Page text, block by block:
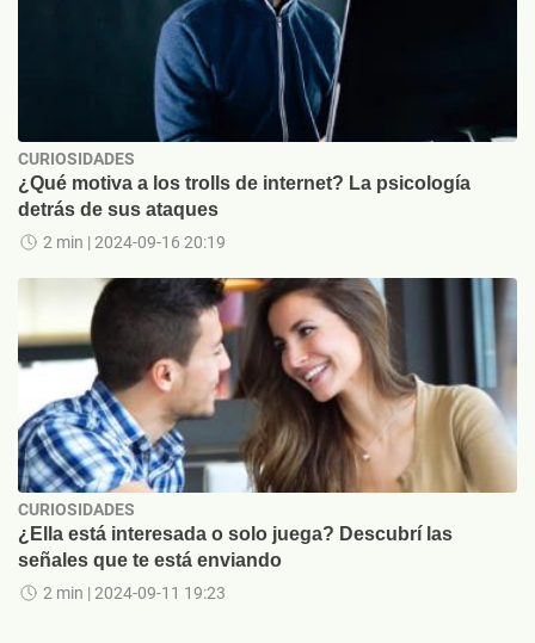
CURIOSIDADES
¿Qué motiva a los trolls de internet? La psicología
detrás de sus ataques
2 min | 2024-09-16 20:19
CURIOSIDADES
¿Ella está interesada o solo juega? Descubrí las
señales que te está enviando
2 min | 2024-09-11 19:23